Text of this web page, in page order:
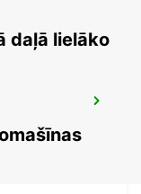
daļā lielāko